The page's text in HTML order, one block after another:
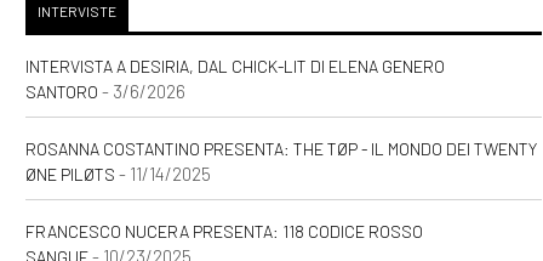
INTERVISTE
INTERVISTA A DESIRIA, DAL CHICK-LIT DI ELENA GENERO
SANTORO - 3/6/2026
ROSANNA COSTANTINO PRESENTA: THE TØP - IL MONDO DEI TWENTY
ØNE PILØTS - 11/14/2025
FRANCESCO NUCERA PRESENTA: 118 CODICE ROSSO
SANGUE- 10/23/2025